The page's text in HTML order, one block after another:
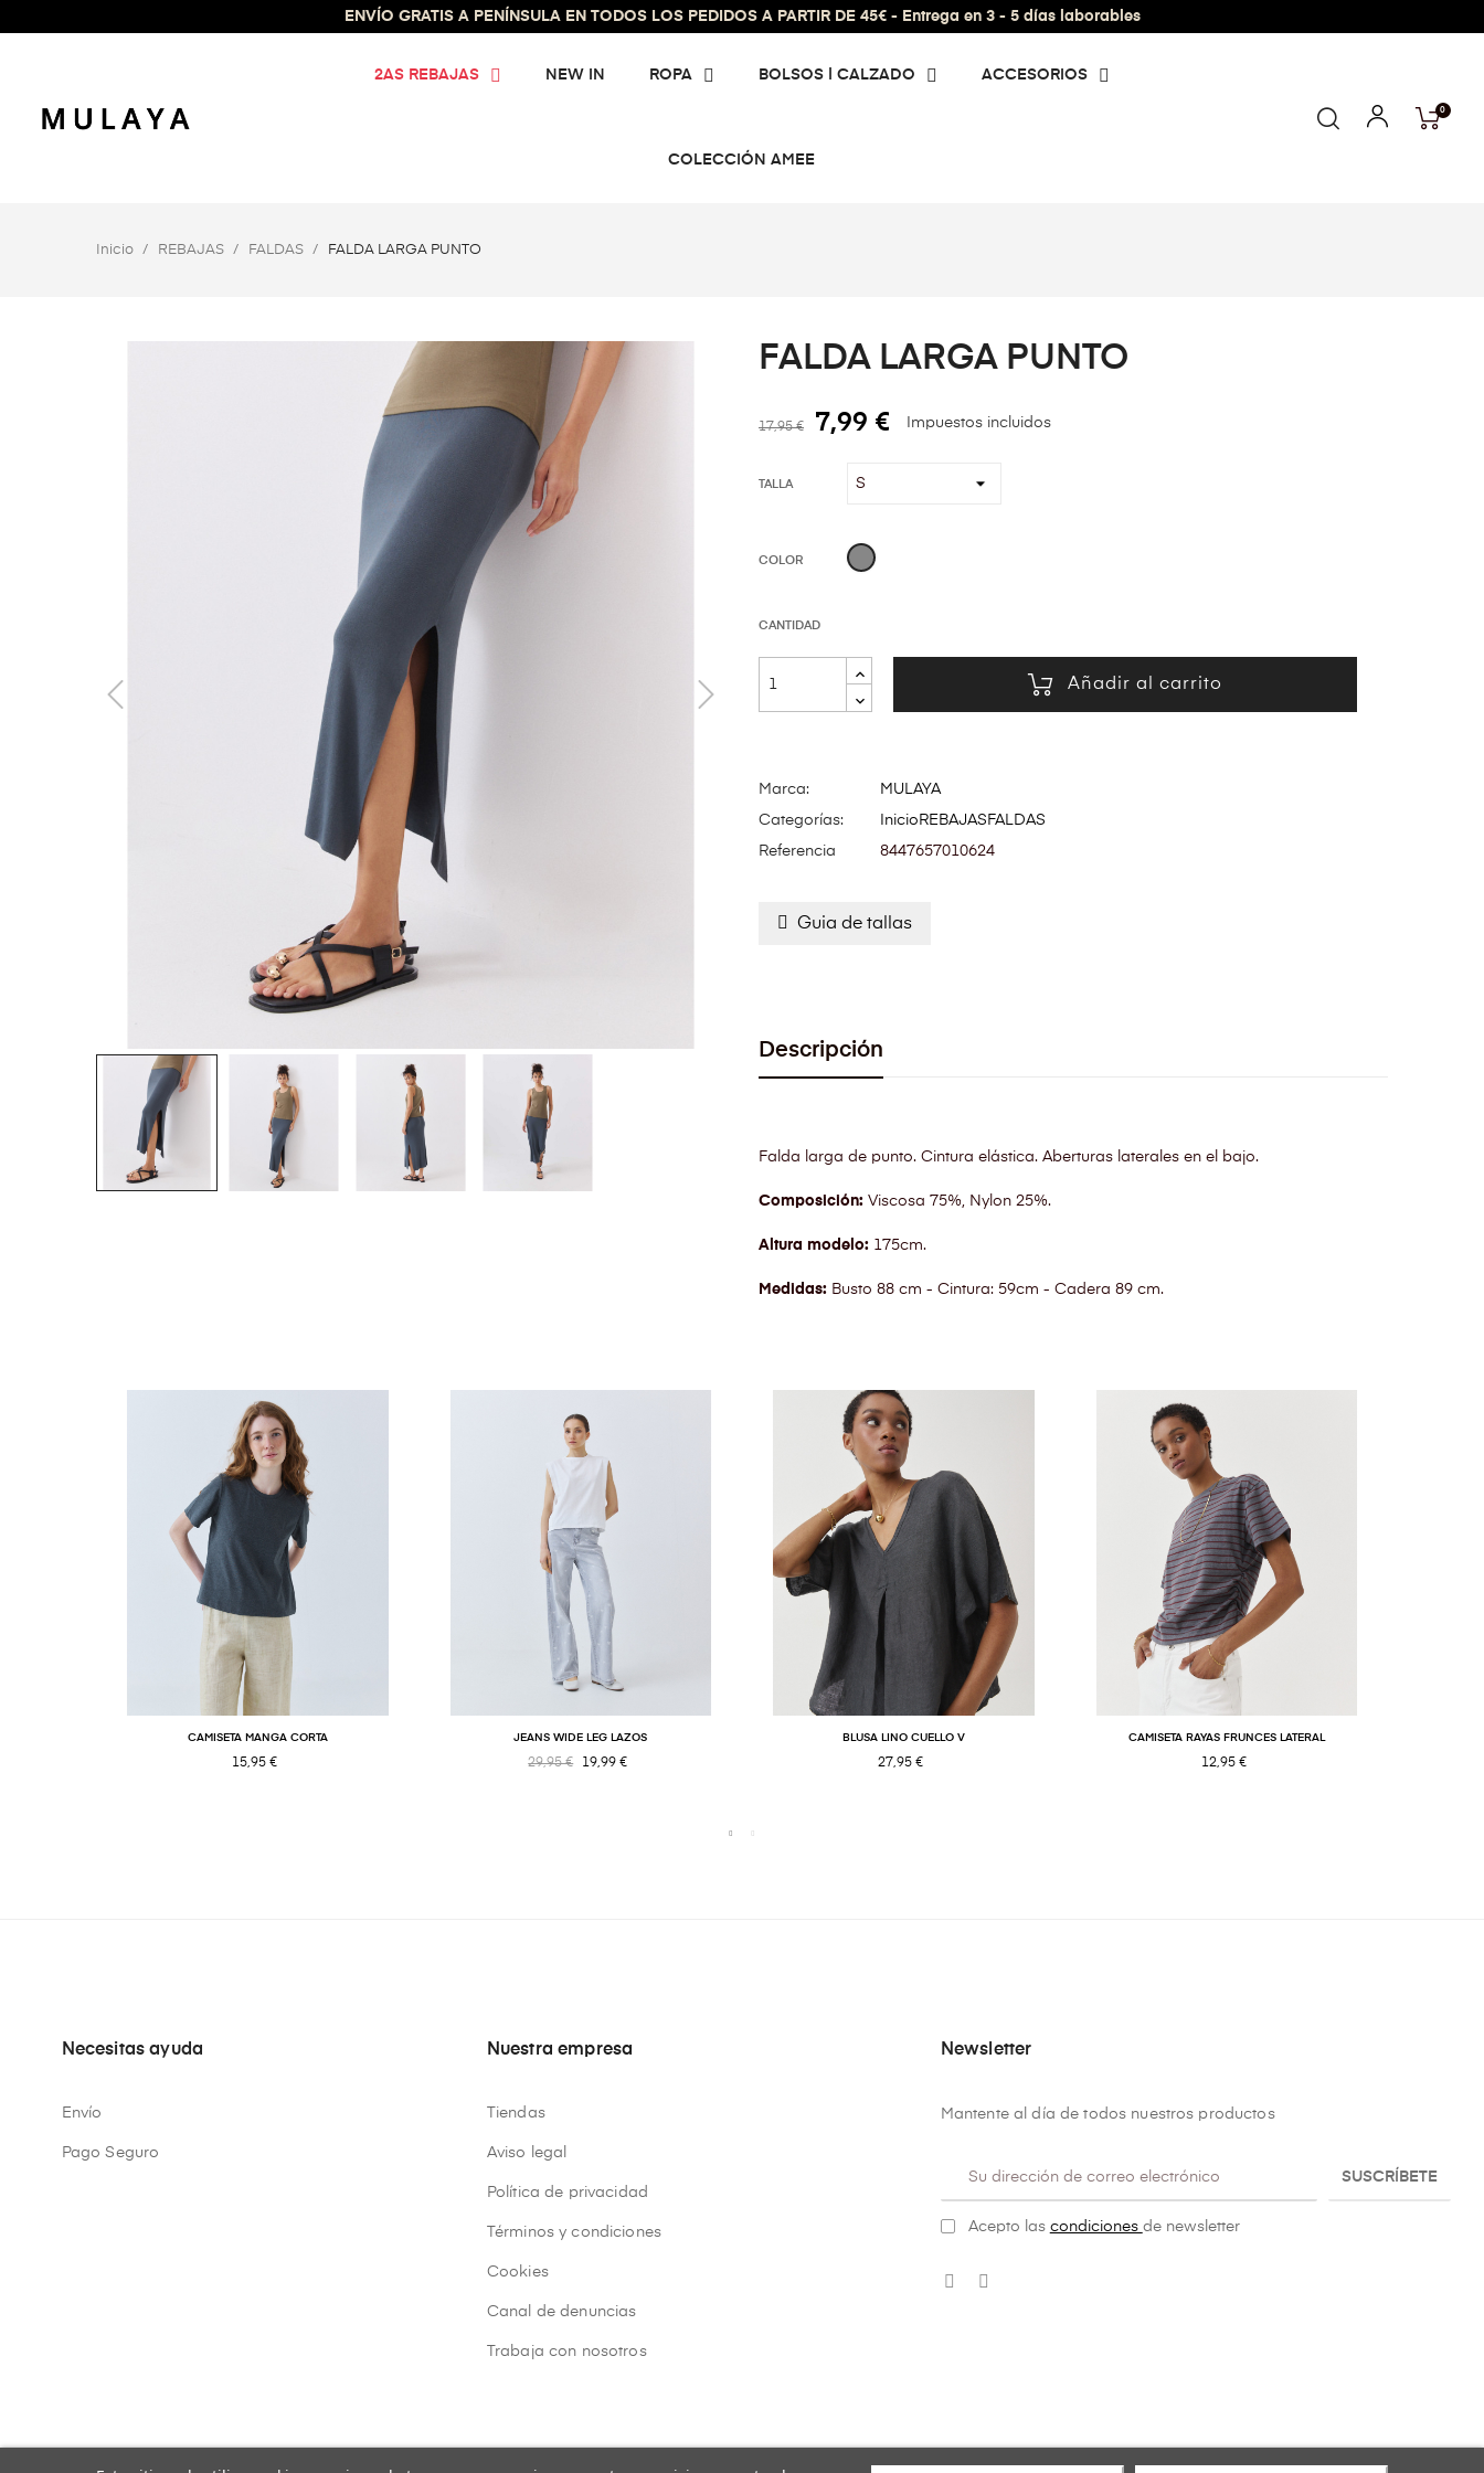
ENVÍO GRATIS A PENÍNSULA EN TODOS LOS PEDIDOS A PARTIR DE 45€ - Entrega en 3 - 5 días laborables
2AS REBAJAS NEW IN ROPA BOLSOS | CALZADO ACCESORIOS
COLECCIÓN AMEE
0
Inicio REBAJAS FALDAS FALDA LARGA PUNTO
FALDA LARGA PUNTO
17,95 € 7,99 € Impuestos incluidos
TALLA
COLOR GRIS
CANTIDAD
Añadir al carrito
Marca:
MULAYA
Categorías:
Inicio REBAJAS FALDAS
Referencia
8447657010624
Guia de tallas
Descripción
Falda larga de punto. Cintura elástica. Aberturas laterales en el bajo.
Composición: Viscosa 75%, Nylon 25%.
Altura modelo: 175cm.
Medidas: Busto 88 cm - Cintura: 59cm - Cadera 89 cm.
CAMISETA MANGA CORTA
15,95 €
JEANS WIDE LEG LAZOS
29,95 € 19,99 €
BLUSA LINO CUELLO V
27,95 €
CAMISETA RAYAS FRUNCES LATERAL
12,95 €
Necesitas ayuda
Envío
Pago Seguro
Nuestra empresa
Tiendas
Aviso legal
Política de privacidad
Términos y condiciones
Cookies
Canal de denuncias
Trabaja con nosotros
Newsletter
Mantente al día de todos nuestros productos
SUSCRÍBETE
Acepto las condiciones de newsletter